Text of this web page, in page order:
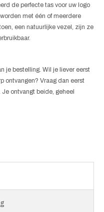
de perfecte tas voor uw logo
met één of meerdere
een natuurlijke vezel, zijn ze
je bestelling. Wil je liever eerst
ontvangen? Vraag dan eerst
ontvangt beide, geheel